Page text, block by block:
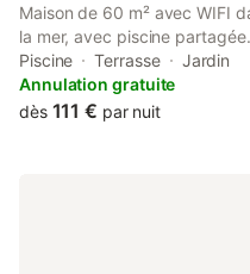
Maison de 60 m² avec WIFI
la mer, avec piscine
charmante maison
barbecue, salon de jardin.
de mai à septembre et
Piscine Terrasse
Jardin
Annulation gratuite
dès 111 € par nuit